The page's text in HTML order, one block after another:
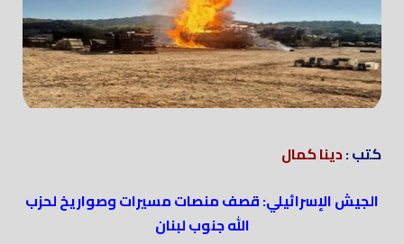
كتب :دينا كمال
الجيش الإسرائيلي: قصف منصات مسيرات وصواريخ لحزب
الله جنوب لبنان